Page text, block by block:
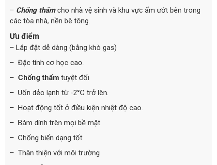
– Chống thấmcho nhà vệ sinh và khu vực ẩm ướt bên trong
các tòa nhà, nền bê tông.
Ưu điểm
– Lắp đặt dễ dàng (bằng khò gas)
– Đặc tính cơ học cao.
– Chống thấm tuyệt đối
– Uốn dẻo lạnh từ -2°C trở lên.
– Hoạt động tốt ở điều kiện nhiệt độ cao.
– Bám dính trên mọi bề mặt.
– Chống biến dạng tốt.
– Thân thiện với môi trường